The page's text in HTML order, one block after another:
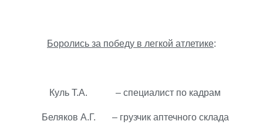
Боролись за победу в легкой атлетике:
Куль Т.А. – специалист по кадрам
Беляков А.Г. – грузчик аптечного склада